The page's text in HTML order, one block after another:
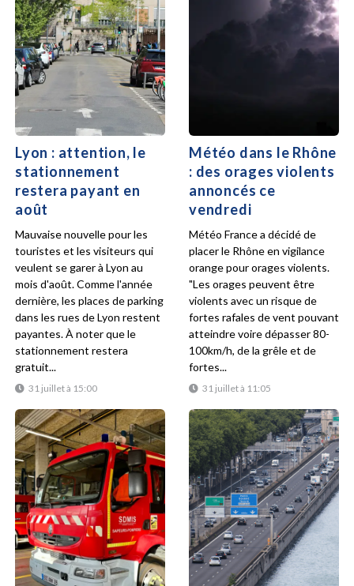
Lyon : attention, le
stationnement
restera payant en
août
31 juillet à 15:00
Mauvaise nouvelle pour les
touristes et les visiteurs qui
veulent se garer à Lyon au
mois d'août. Comme l'année
dernière, les places de parking
dans les rues de Lyon restent
payantes. À noter que le
stationnement restera
gratuit...
Météo dans le Rhône
: des orages violents
annoncés ce
vendredi
31 juillet à 11:05
Météo France a décidé de
placer le Rhône en vigilance
orange pour orages violents.
"Les orages peuvent être
violents avec un risque de
fortes rafales de vent pouvant
atteindre voire dépasser 80-
100km/h, de la grêle et de
fortes...